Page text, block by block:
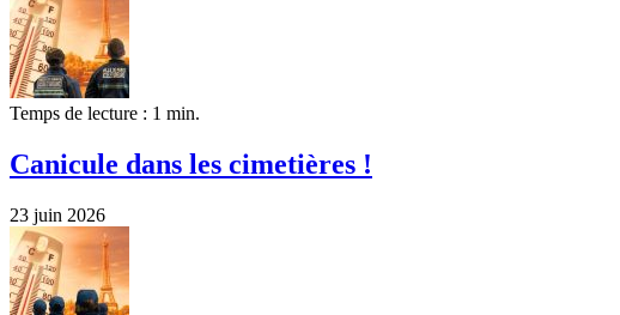
Temps de lecture : 1 min.
Canicule dans les cimetières !
23 juin 2026